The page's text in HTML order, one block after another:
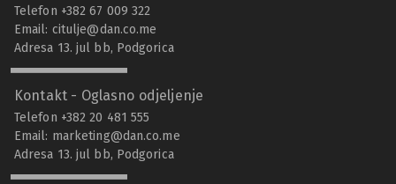
Telefon +382 67 009 322
Email: citulje@dan.co.me
Adresa 13. jul bb, Podgorica
Kontakt - Oglasno odjeljenje
Telefon +382 20 481 555
Email: marketing@dan.co.me
Adresa 13. jul bb, Podgorica